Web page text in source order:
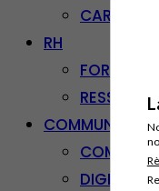
CARRIÈRE
RH
DIGITAL